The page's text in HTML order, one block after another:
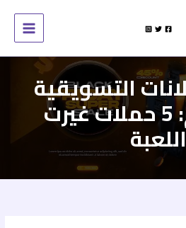
التسويقية
في العالم: 5 حملات غيرت
اللعبة